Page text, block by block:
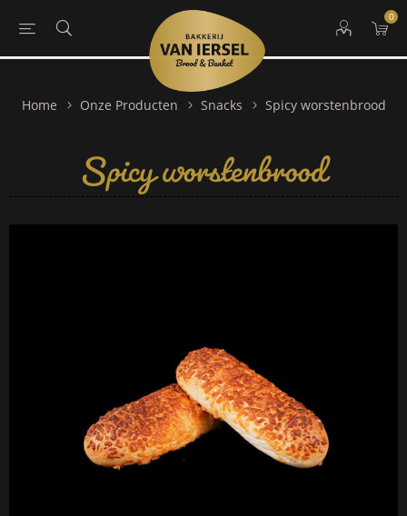
0
Home Onze Producten Snacks Spicy worstenbrood
Spicy worstenbrood